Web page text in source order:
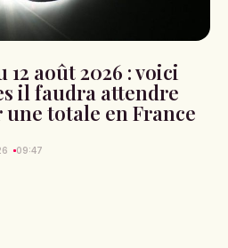
août 2026 : voici
il faudra attendre
une totale en France
09:47